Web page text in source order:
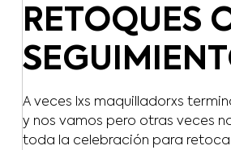
RETOQUES
A veces lxs maquilladorxs
y nos vamos pero otras veces
toda la celebración para